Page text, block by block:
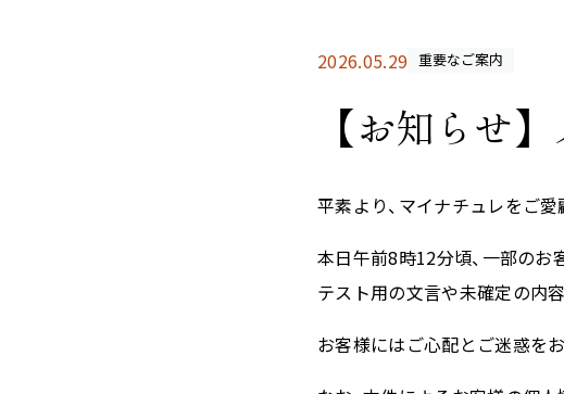
マイナチュレ薬用育毛剤 ヘアト
メント
2026.05.29 重要なご案内
【お知らせ
平素より、マイナチュレをご
本日午前8時12分頃、一部のお
テスト用の文言や未確定の内
お客様にはご心配とご迷惑を